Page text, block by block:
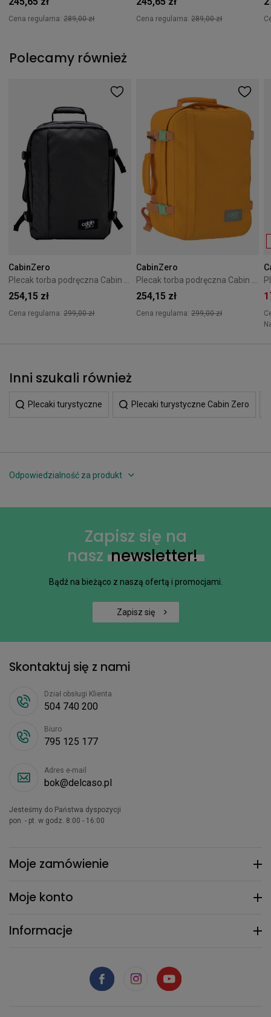
Cena regularna: 289,00 zł Cena regularna: 289,00 zł
Polecamy również
CabinZero
254,15 zł
Cena regularna: 299,00 zł
CabinZero
254,15 zł
Cena regularna: 299,00 zł
Inni szukali również
Plecaki turystyczne Plecaki turystyczne Cabin Zero
Odpowiedzialność za produkt
Zapisz się na
nasz newsletter!
Bądź na bieżąco z naszą ofertą i promocjami.
Zapisz się
Moje zamówienie
Moje konto
Informacje
Skontaktuj się z nami
Dział obsługi Klienta
504 740 200
Biuro
795 125 177
Adres e-mail
bok@delcaso.pl
Jesteśmy do Państwa dyspozycji
pon. - pt. w godz. 8:00 - 16:00